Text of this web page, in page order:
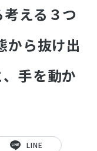
考える３つ
ら抜け出
手を動か
LINE